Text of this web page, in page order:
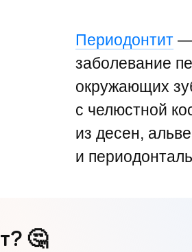
Периодонтит—
заболевание
окружающих
с челюстной
из десен,
и
🤔